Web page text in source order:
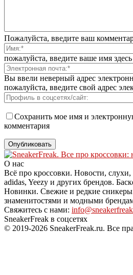
Пожалуйста, введите ваш
пожалуйста, введите ваше имя здесь
Вы ввели неверный адрес
пожалуйста, введите свой адрес
Сохранить мое имя и
комментария
О нас
Всё про кроссовки. Новости,
adidas, Yeezy и других брендов.
Новинки. Свежие и редкие
знаменитостями и модными
Свяжитесь с нами:
SneakerFreak в соцсетях
© 2019-2026 SneakerFreak.ru. Все